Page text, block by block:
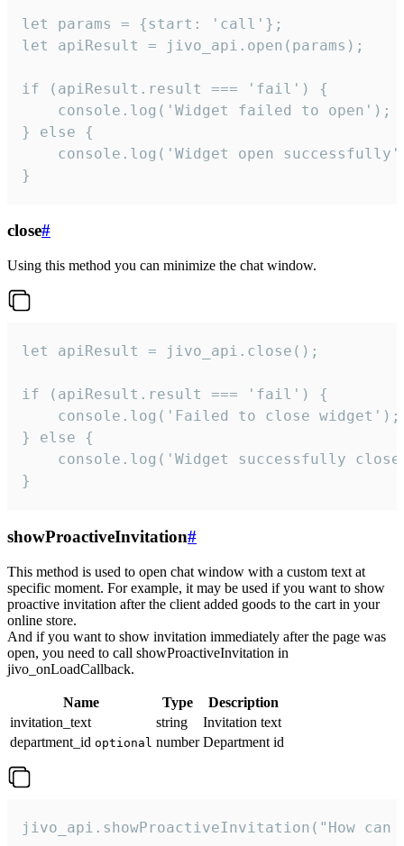
let params = {start: 'call'};
let apiResult = jivo_api.open(params);
if (apiResult.result === 'fail') {
    console.log('Widget failed to open');
} else {
console.log('Widget open
}
close#
Using this method you can minimize the chat window.
let apiResult = jivo_api.close();
if (apiResult.result === 'fail') {
    console.log('Failed to close widget');
} else {
console.log('Widget successfully
}
showProactiveInvitation#
This method is used to open chat window with a custom text at
specific moment. For example, it may be used if you want to show
proactive invitation after the client added goods to the cart in your
online store.
And if you want to show invitation immediately after the page was
open, you need to call showProactiveInvitation in
jivo_onLoadCallback.
Name Type
Description
invitation_text
string
Invitation text
department_id optional number Department id
jivo_api.showProactiveInvitation("How